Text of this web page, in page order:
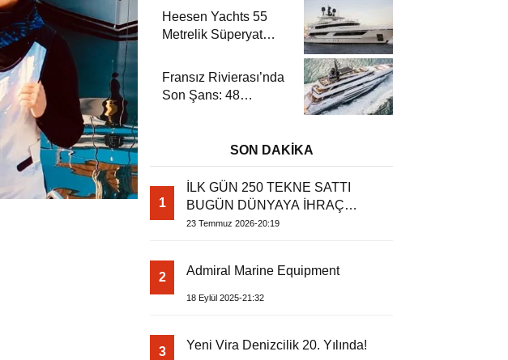
Akdeniz’de Lüks Bir
Seyir
Heesen Yachts 55
Metrelik Süperyat
Charter Sezonu
Rezervasyonları
Başladı
Fransız Rivierası’nda
Son Şans: 48
SON DAKİKA
1
İLK GÜN 250 TEKNE SATTI
BUGÜN DÜNYAYA İHRAÇ
EDİYOR
23 Temmuz 2026-20:19
2 Admiral Marine Equipment
18 Eylül 2025-21:32
3 Yeni Vira Denizcilik 20. Yılında!